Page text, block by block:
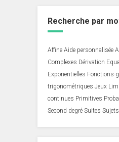
Recherche par
Affine Aide personnalisée
Complexes Dérivation
Exponentielles Fonctions-
trigonométriques Jeux
continues Primitives
Second degré Suites